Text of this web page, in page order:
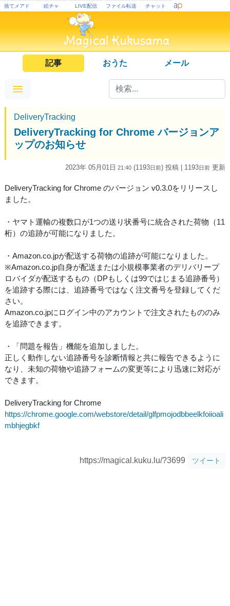
捨てメアド 絵チャ LIVE配信 ファイル転送 チャット
記事 おうた メール
DeliveryTracking
DeliveryTracking for Chrome バージョンア
ップのお知らせ
2023年 05月01日 21:40 (1193日前) 投稿 | 1193日前 更新
DeliveryTracking for Chrome のバージョン v0.3.0をリリースし
ました。
・ヤマト運輸の複数口が1つの送り状番号に統合された荷物（11
桁）の追跡が可能になりました。
・Amazon.co.jpが配送する荷物の追跡が可能になりました。
※Amazon.co.jp自身が配送または小規模事業者のデリバリープ
ロバイダが配送するもの（DPもしくは99ではじまる追跡番号）
を追跡する際には、追跡番号ではなく注文番号を登録してくだ
さい。
Amazon.co.jpにログイン中のアカウントで注文されたもののみ
を追跡できます。
・「問題を報告」機能を追加しました。
正しく動作しない追跡番号を診断情報と共に報告できるように
なり、未知の荷物や追跡フォームの変更等により迅速に対応が
できます。
DeliveryTracking for Chrome
https://chrome.google.com/webstore/detail/glfpmojodbbeelkfoiioali
mbhjegbkf
https://magical.kuku.lu/?3699 ツイート